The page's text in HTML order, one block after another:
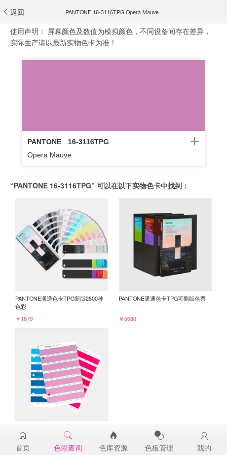
返回 PANTONE 16-3116TPG Opera Mauve
使用声明： 屏幕颜色及数值为模拟颜色，不同设备间存在差异，
实际生产请以最新实物色卡为准！
PANTONE
16-3116TPG
Opera Mauve
“PANTONE 16-3116TPG” 可以在以下实物色卡中找到：
PANTONE潘通色卡TPG新版2800种
色彩
￥1679
PANTONE潘通色卡TPG可撕版色票
￥5080
16-3116TPG
￥98
首页 色彩查询 色库资源 色板管理 我的